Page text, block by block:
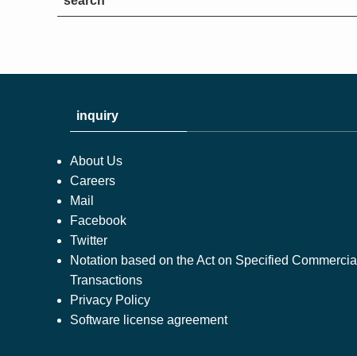
inquiry
About Us
Careers
Mail
Facebook
Twitter
Notation based on the Act on Specified Commercial
Transactions
Privacy Policy
Software license agreement